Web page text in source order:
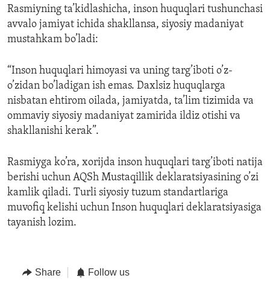
Rasmiyning ta’kidlashicha, inson huquqlari tushunchasi
avvalo jamiyat ichida shakllansa, siyosiy madaniyat
mustahkam bo’ladi:
“Inson huquqlari himoyasi va uning targ’iboti o’z-
o’zidan bo’ladigan ish emas. Daxlsiz huquqlarga
nisbatan ehtirom oilada, jamiyatda, ta’lim tizimida va
ommaviy siyosiy madaniyat zamirida ildiz otishi va
shakllanishi kerak”.
Rasmiyga ko’ra, xorijda inson huquqlari targ’iboti natija
berishi uchun AQSh Mustaqillik deklaratsiyasining o’zi
kamlik qiladi. Turli siyosiy tuzum standartlariga
muvofiq kelishi uchun Inson huquqlari deklaratsiyasiga
tayanish lozim.
Share Follow us